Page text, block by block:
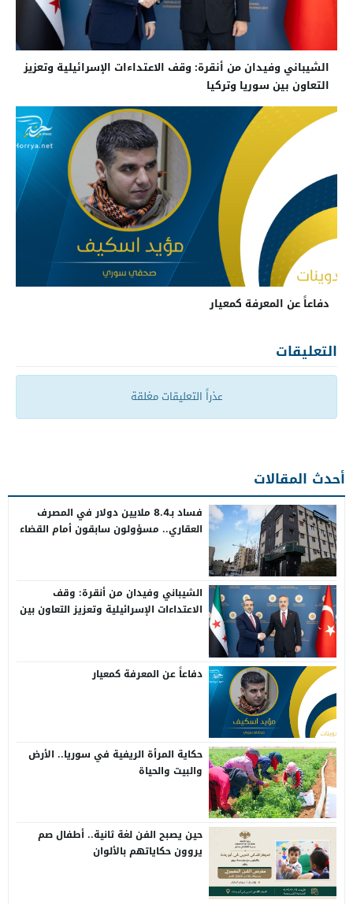
الشيباني وفيدان من أنقرة: وقف الاعتداءات الإسرائيلية وتعزيز
التعاون بين سوريا وتركيا
دفاعاً عن المعرفة كمعيار
التعليقات
عذراً التعليقات مغلقة
أحدث المقالات
فساد بـ8.4 ملايين دولار في المصرف
العقاري.. مسؤولون سابقون أمام القضاء
الشيباني وفيدان من أنقرة: وقف
الاعتداءات الإسرائيلية وتعزيز التعاون بين
دفاعاً عن المعرفة كمعيار
حكاية المرأة الريفية في سوريا.. الأرض
والبيت والحياة
حين يصبح الفن لغة ثانية.. أطفال صم
يروون حكاياتهم بالألوان